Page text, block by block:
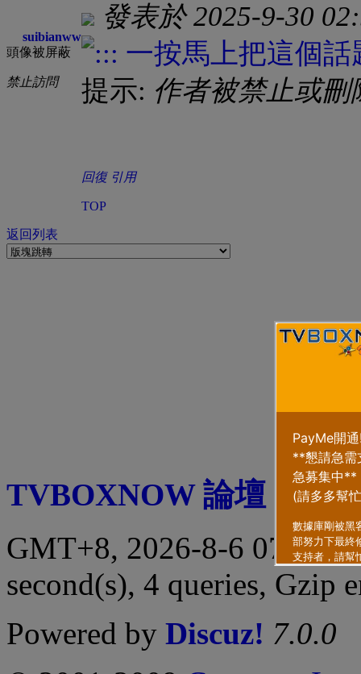
suibianww
頭像被屏蔽
禁止訪問
發表於 2025-9-30
提示: 作者被禁止或
回復 引用
TOP
返回列表
TVBOXNOW 論壇
聯繫
GMT+8, 2026-8-6 07:23
second(s), 4 queries, Gzip
Powered by Discuz! 7.0.0